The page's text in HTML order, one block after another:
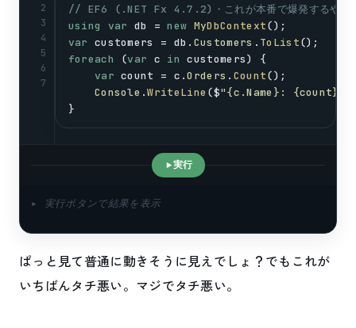
2
3
4
5
6
7
// EF6 (.NET Fx 4.7.2)・これが本番で爆発するやつ
using
var db = new MyDbContext();
var customers = db . Customers . ToList();
foreach
(var c in customers) {
var count = c .Orders . Count();
Console .WriteLine ($"{c.Name}: {count}件"
}
実行
▸ 実行ボタンで結果を表示
ぱっと見て普通に動きそうに見えでしょ？でもこれが
いちばんタチ悪い。マジでタチ悪い。